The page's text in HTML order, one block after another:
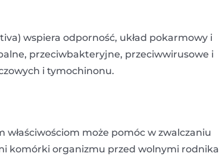
wspiera odporność, układ pokarmowy i
przeciwbakteryjne, przeciwwirusowe i
i tymochinonu.
właściwościom może pomóc w zwalczaniu
komórki organizmu przed wolnymi